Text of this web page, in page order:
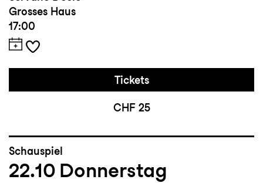
Grosses Haus
17:00
Tickets
CHF 25
Schauspiel
22.10 Donnerstag